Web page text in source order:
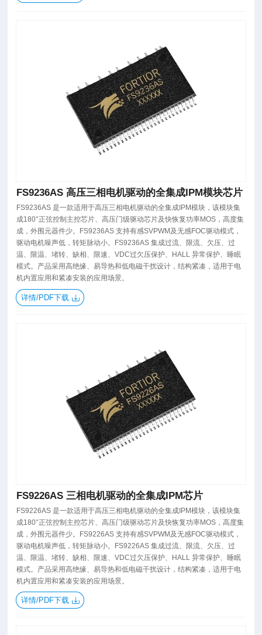
FS9236AS 高压三相电机驱动的全集成IPM模块芯片
FS9236AS 是一款适用于高压三相电机驱动的全集成IPM模块，该模块集
成180°正弦控制主控芯片、高压门级驱动芯片及快恢复功率MOS，高度集
成，外围元器件少。FS9236AS 支持有感SVPWM及无感FOC驱动模式，
驱动电机噪声低，转矩脉动小。FS9236AS 集成过流、限流、欠压、过
温、限温、堵转、缺相、限速、VDC过欠压保护、HALL 异常保护、睡眠
模式。产品采用高绝缘、易导热和低电磁干扰设计，结构紧凑，适用于电
机内置应用和紧凑安装的应用场景。
详情/PDF下载
FS9226AS 三相电机驱动的全集成IPM芯片
FS9226AS 是一款适用于高压三相电机驱动的全集成IPM模块，该模块集
成180°正弦控制主控芯片、高压门级驱动芯片及快恢复功率MOS，高度集
成，外围元器件少。FS9226AS 支持有感SVPWM及无感FOC驱动模式，
驱动电机噪声低，转矩脉动小。FS9226AS 集成过流、限流、欠压、过
温、限温、堵转、缺相、限速、VDC过欠压保护、HALL 异常保护、睡眠
模式。产品采用高绝缘、易导热和低电磁干扰设计，结构紧凑，适用于电
机内置应用和紧凑安装的应用场景。
详情/PDF下载